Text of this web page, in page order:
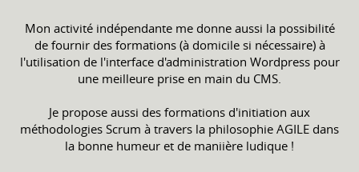
Mon activité indépendante me donne aussi la possibilité
de fournir des formations (à domicile si nécessaire) à
l'utilisation de l'interface d'administration Wordpress pour
une meilleure prise en main du CMS.
Je propose aussi des formations d'initiation aux
méthodologies Scrum à travers la philosophie AGILE dans
la bonne humeur et de maniière ludique !